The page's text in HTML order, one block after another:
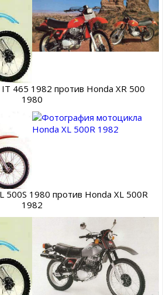
465 1982 против Honda XR 500
1980
500S 1980 против Honda XL 500R
1982